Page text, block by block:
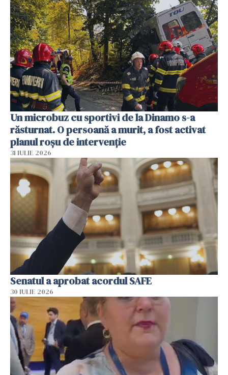
Un microbuz cu sportivi de la Dinamo s-a
răsturnat. O persoană a murit, a fost activat
planul roșu de intervenție
31 IULIE 2026
Senatul a aprobat acordul SAFE
30 IULIE 2026